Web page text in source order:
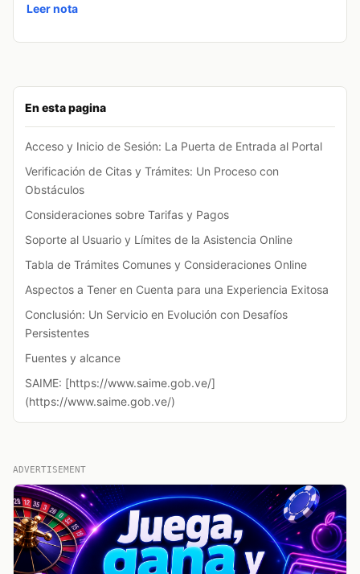
En esta pagina
Acceso y Inicio de Sesión: La Puerta de Entrada al Portal
Verificación de Citas y Trámites: Un Proceso con
Obstáculos
Consideraciones sobre Tarifas y Pagos
Soporte al Usuario y Límites de la Asistencia Online
Tabla de Trámites Comunes y Consideraciones Online
Aspectos a Tener en Cuenta para una Experiencia Exitosa
Conclusión: Un Servicio en Evolución con Desafíos
Persistentes
Fuentes y alcance
SAIME: [https://www.saime.gob.ve/]
(https://www.saime.gob.ve/)
Leer nota
ADVERTISEMENT